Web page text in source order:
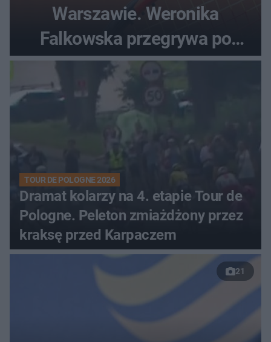
Warszawie. Weronika
Falkowska przegrywa po
zaciętym boju
TOUR DE POLOGNE 2026
Dramat kolarzy na 4. etapie Tour de
Pologne. Peleton zmiażdżony przez
kraksę przed Karpaczem
21